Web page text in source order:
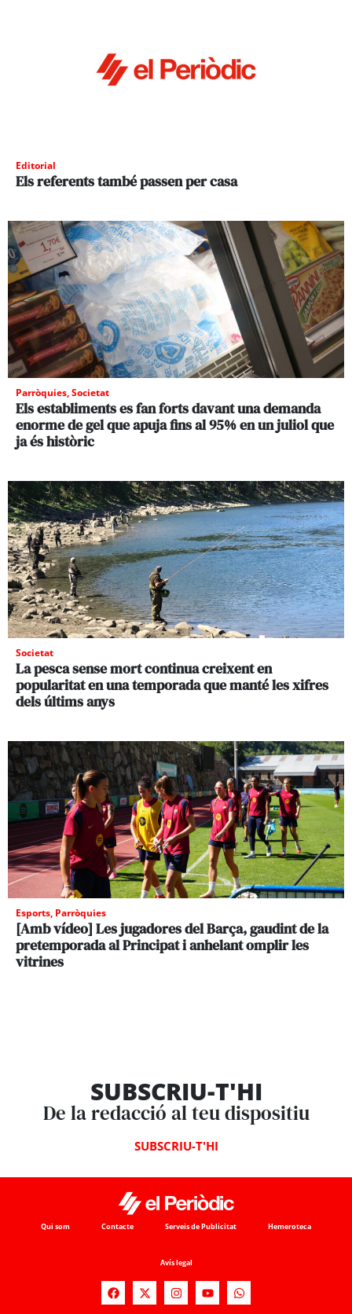
Editorial
Els referents també passen per casa
Parròquies,Societat
Els establiments es fan forts davant una demanda
enorme de gel que apuja fins al 95% en un juliol que
ja és històric
Societat
La pesca sense mort continua creixent en
popularitat en una temporada que manté les xifres
dels últims anys
Esports, Parròquies
[Amb vídeo] Les jugadores del Barça, gaudint de la
pretemporada al Principat i anhelant omplir les
vitrines
SUBSCRIU-T'HI
De la redacció al teu dispositiu
SUBSCRIU-T'HI
Qui som Contacte Serveis de Publicitat Hemeroteca
Avís legal